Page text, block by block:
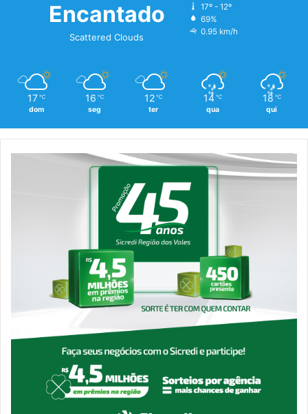
Encantado
Scattered Clouds
17º - 12º
69%
0.95 km/h
17 ℃
dom
16 ℃
seg
12 ℃
ter
14 ℃
qua
18 ℃
qui